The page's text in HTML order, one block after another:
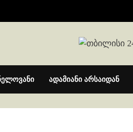
ადამიანი არსაიდან